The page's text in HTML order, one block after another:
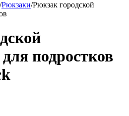
/Рюкзаки/Рюкзак городской
подростков